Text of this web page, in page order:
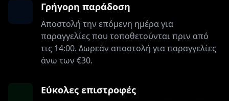
Γρήγορη παράδοση
Αποστολή την επόμενη ημέρα για
παραγγελίες που τοποθετούνται πριν από
τις 14:00. Δωρεάν αποστολή για παραγγελίες
άνω των €30.
Εύκολες επιστροφές